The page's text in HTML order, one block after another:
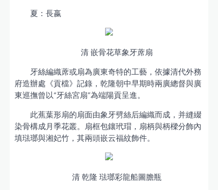
夏：長嬴
清 嵌骨花草象牙蓆扇
牙絲編織蓆或扇為廣東奇特的工藝，依據清代外務
府造辦處《貢檔》記錄，乾隆朝中早期時兩廣總督與廣
東巡撫曾以“牙絲宮扇”為端陽貢呈進。
此蕉葉形扇的扇面由象牙劈絲后編織而成，并縫綴
染骨構成月季花叢。扇框包鑲玳瑁，扇柄與柄樑分飾內
填琺瑯與湘妃竹，其兩頭嵌云福紋飾件。
清 乾隆 琺瑯彩龍船圖膽瓶